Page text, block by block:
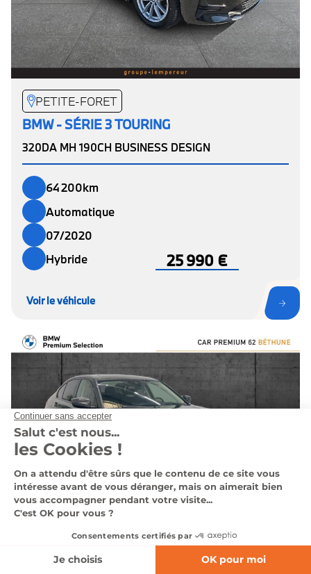
AFFINEZ VOTRE RECHERCHE
PETITE-FORET
BMW - SÉRIE 3 TOURING
320DA MH 190CH BUSINESS DESIGN
64 200km
Automatique
07/2020
Hybride
25 990 €
Voir le véhicule